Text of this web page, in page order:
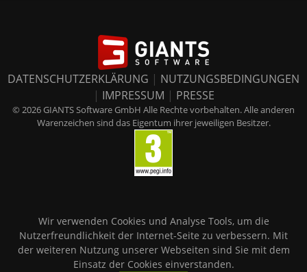
DATENSCHUTZERKLÄRUNG | NUTZUNGSBEDINGUNGEN
| IMPRESSUM | PRESSE
© 2026 GIANTS Software GmbH Alle Rechte vorbehalten. Alle anderen
Warenzeichen sind das Eigentum ihrer jeweiligen Besitzer.
Wir verwenden Cookies und Analyse Tools, um die
Nutzerfreundlichkeit der Internet-Seite zu verbessern. Mit
der weiteren Nutzung unserer Webseiten sind Sie mit dem
Einsatz der Cookies einverstanden.